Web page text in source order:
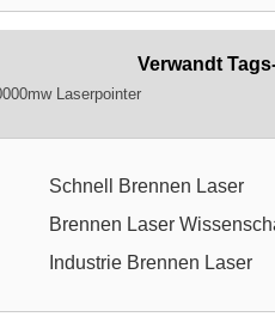
Verwandt
Laserpointer
Schnell Brennen Laser
Brennen Laser
Industrie Brennen Laser